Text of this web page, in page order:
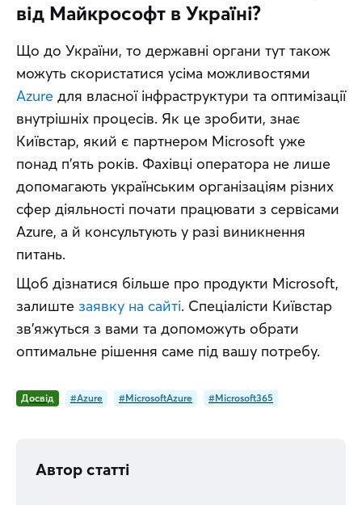
від Майкрософт в Україні?
Що до України, то державні органи тут також
Azure для власної інфраструктури та оптимізації
внутрішніх процесів. Як це зробити, знає
Київстар, який є партнером Microsoft уже
понад п’ять років. Фахівці оператора не лише
допомагають українським організаціям різних
сфер діяльності почати працювати з сервісами
Azure, а й консультують у разі виникнення
питань.
Щоб дізнатися більше про продукти Microsoft,
залиште заявку на сайті. Спеціалісти Київстар
зв’яжуться з вами та допоможуть обрати
оптимальне рішення саме під вашу потребу.
Досвід #Azure #MicrosoftAzure #Microsoft365
Автор статті